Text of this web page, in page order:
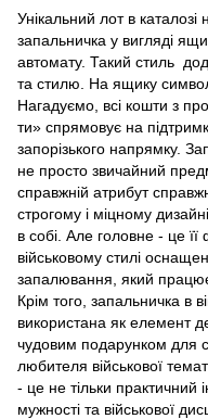
Унікальний лот в
запальничка у вигляді
автомату. Такий стиль
та стилю. На ящику
Нагадуємо, всі кошти з
ти» спрямовує на
запорізького напрямку.
не просто звичайний
справжній атрибут
строгому і міцному
в собі. Але головне - це її
військовому стилі
запалювання, який
Крім того, запальничка в
використана як елемент
чудовим подарунком для
любителя військової
- це не тільки практичний
мужності та військової